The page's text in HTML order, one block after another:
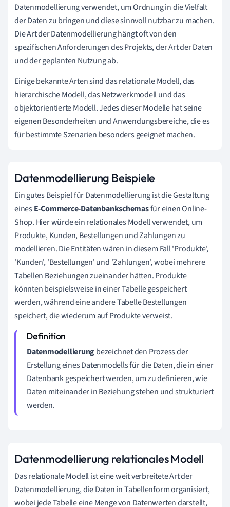
Datenmodellierung verwendet, um Ordnung in die Vielfalt
der Daten zu bringen und diese sinnvoll nutzbar zu machen.
Die Art der Datenmodellierung hängt oft von den
spezifischen Anforderungen des Projekts, der Art der Daten
und der geplanten Nutzung ab.
Einige bekannte Arten sind das relationale Modell, das
hierarchische Modell, das Netzwerkmodell und das
objektorientierte Modell. Jedes dieser Modelle hat seine
eigenen Besonderheiten und Anwendungsbereiche, die es
für bestimmte Szenarien besonders geeignet machen.
Datenmodellierung Beispiele
Ein gutes Beispiel für Datenmodellierung ist die Gestaltung
einesE-Commerce-Datenbankschemasfür einen Online-
Shop. Hier würde ein relationales Modell verwendet, um
Produkte, Kunden, Bestellungen und Zahlungen zu
modellieren. Die Entitäten wären in diesem Fall 'Produkte',
'Kunden', 'Bestellungen' und 'Zahlungen', wobei mehrere
Tabellen Beziehungen zueinander hätten. Produkte
könnten beispielsweise in einer Tabelle gespeichert
werden, während eine andere Tabelle Bestellungen
speichert, die wiederum auf Produkte verweist.
Datenmodellierungbezeichnet den Prozess der
Erstellung eines Datenmodells für die Daten, die in einer
Datenbank gespeichert werden, um zu definieren, wie
Daten miteinander in Beziehung stehen und strukturiert
werden.
Datenmodellierung relationales Modell
Das relationale Modell ist eine weit verbreitete Art der
Datenmodellierung, die Daten in Tabellenform organisiert,
wobei jede Tabelle eine Menge von Datenwerten darstellt,